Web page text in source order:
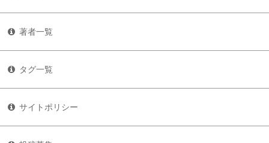
著者一覧
タグ一覧
サイトポリシー